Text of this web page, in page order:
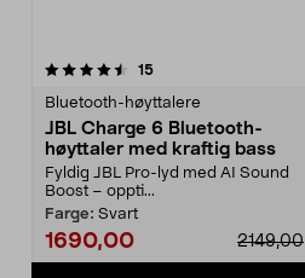
15anmeldelser
Bluetooth-høyttalere
JBL Charge 6 Bluetooth-
høyttaler med kraftig bass
Fyldig JBL Pro-lyd med AI Sound
Boost – oppti...
Farge: Svart
1690,00 2149,00
4.0 av 5 stjerner